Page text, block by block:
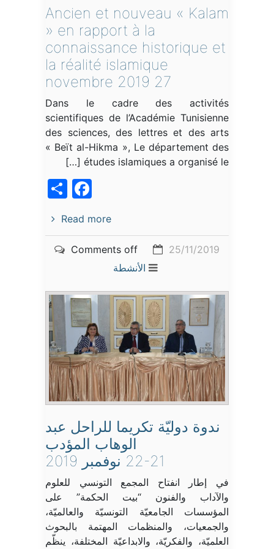
Ancien et nouveau « Kalam
» en rapport à la
connaissance historique et
la réalité islamique
27 novembre 2019
Dans le cadre des activités
scientifiques de l’Académie Tunisienne
des sciences, des lettres et des arts
« Beït al-Hikma », Le département des
études islamiques a organisé le […]
Read more
25/11/2019
Comments off
الأنشطة
ندوة دوليّة تكريما للراحل عبد
الوهاب المؤدب
22-21 نوفمبر 2019
في إطار انفتاح المجمع التونسي للعلوم
والآداب والفنون “بيت الحكمة” على
المؤسسات الجامعيّة التونسيّة والعالميّة،
والجمعيات، والمنظمات المهتمة بالبحوث
العلميّة، والفكريّة، والابداعيّة المختلفة، ينظّم